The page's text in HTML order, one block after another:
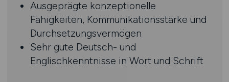
Ausgeprägte konzeptionelle
Fähigkeiten, Kommunikationsstärke und
Durchsetzungsvermögen
Sehr gute Deutsch- und
Englischkenntnisse in Wort und Schrift